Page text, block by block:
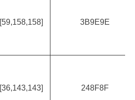
[59,158,158] 3B9E9E
[36,143,143] 248F8F